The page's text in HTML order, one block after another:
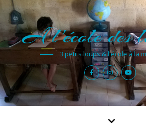
A l'école des
3 petits loups & l'école à la